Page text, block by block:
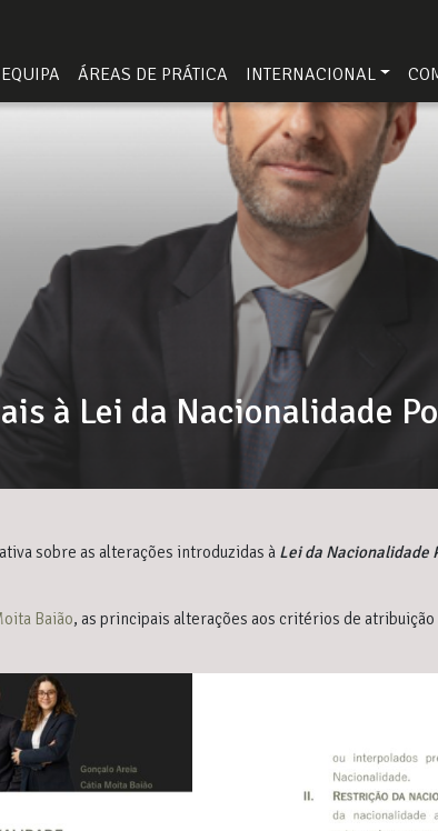
EQUIPA ÁREAS DE PRÁTICA INTERNACIONAL
à Lei da Nacionalidade
sobre as alterações introduzidas à Lei da Nacionalidade
Baião, as principais alterações aos critérios de